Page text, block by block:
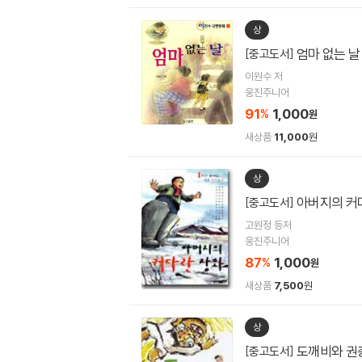
상
[중고도서] 엄마 없는 날
이원수 저
웅진주니어
91% 1,000원
새상품 11,000원
상
[중고도서] 아버지의 커
고원정 등저
웅진주니어
87% 1,000원
새상품 7,500원
상
[중고도서] 도깨비와 권